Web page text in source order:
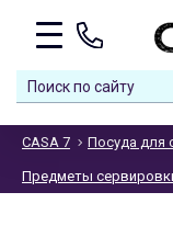
CASA 7 Посуда для
Предметы